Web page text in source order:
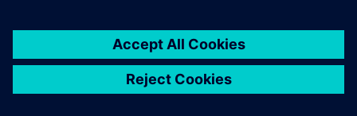
AI az emberközpontú
tervezésben